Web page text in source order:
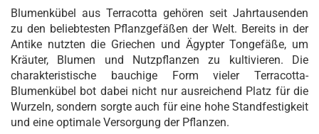
Blumenkübel aus Terracotta gehören seit Jahrtausenden
zu den beliebtesten Pflanzgefäßen der Welt. Bereits in der
Antike nutzten die Griechen und Ägypter Tongefäße, um
Kräuter, Blumen und Nutzpflanzen zu kultivieren. Die
charakteristische bauchige Form vieler Terracotta-
Blumenkübel bot dabei nicht nur ausreichend Platz für die
Wurzeln, sondern sorgte auch für eine hohe Standfestigkeit
und eine optimale Versorgung der Pflanzen.